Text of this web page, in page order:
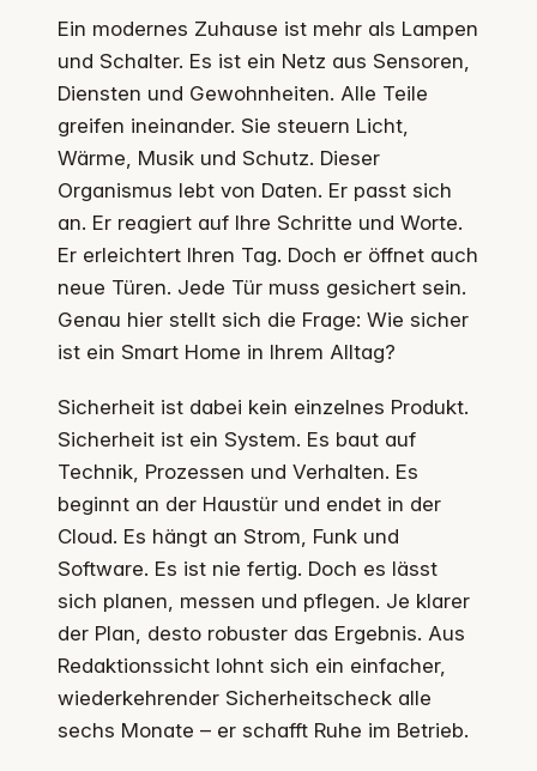
Ein modernes Zuhause ist mehr als Lampen
und Schalter. Es ist ein Netz aus Sensoren,
Diensten und Gewohnheiten. Alle Teile
greifen ineinander. Sie steuern Licht,
Wärme, Musik und Schutz. Dieser
Organismus lebt von Daten. Er passt sich
an. Er reagiert auf Ihre Schritte und Worte.
Er erleichtert Ihren Tag. Doch er öffnet auch
neue Türen. Jede Tür muss gesichert sein.
Genau hier stellt sich die Frage: Wie sicher
ist ein Smart Home in Ihrem Alltag?
Sicherheit ist dabei kein einzelnes Produkt.
Sicherheit ist ein System. Es baut auf
Technik, Prozessen und Verhalten. Es
beginnt an der Haustür und endet in der
Cloud. Es hängt an Strom, Funk und
Software. Es ist nie fertig. Doch es lässt
sich planen, messen und pflegen. Je klarer
der Plan, desto robuster das Ergebnis. Aus
Redaktionssicht lohnt sich ein einfacher,
wiederkehrender Sicherheitscheck alle
sechs Monate – er schafft Ruhe im Betrieb.